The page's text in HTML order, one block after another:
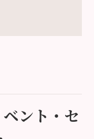
ント・セ